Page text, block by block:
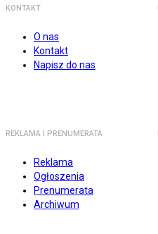
KONTAKT
O nas
Kontakt
Napisz do nas
REKLAMA I PRENUMERATA
Reklama
Ogłoszenia
Prenumerata
Archiwum